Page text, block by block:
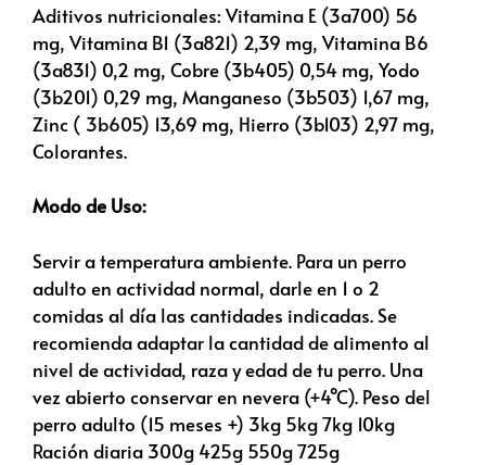
Aditivos nutricionales: Vitamina E (3a700) 56
mg, Vitamina B1 (3a821) 2,39 mg, Vitamina B6
(3a831) 0,2 mg, Cobre (3b405) 0,54 mg, Yodo
(3b201) 0,29 mg, Manganeso (3b503) 1,67 mg,
Zinc ( 3b605) 13,69 mg, Hierro (3b103) 2,97 mg,
Colorantes.
Modo de Uso:
Servir a temperatura ambiente. Para un perro
adulto en actividad normal, darle en 1 o 2
comidas al día las cantidades indicadas. Se
recomienda adaptar la cantidad de alimento al
nivel de actividad, raza y edad de tu perro. Una
vez abierto conservar en nevera (+4°C). Peso del
perro adulto (15 meses +) 3kg 5kg 7kg 10kg
Ración diaria 300g 425g 550g 725g